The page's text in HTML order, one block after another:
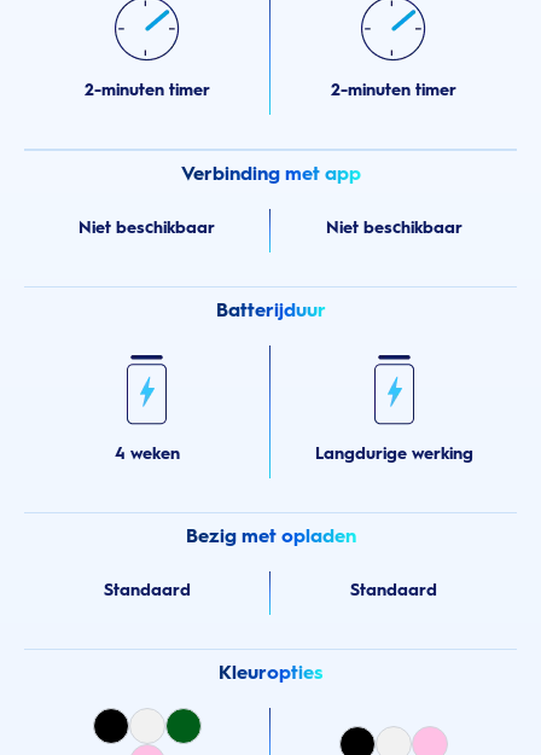
2-minuten timer 2-minuten timer
Verbinding met app
Niet beschikbaar Niet beschikbaar
Batterijduur
4 weken Langdurige werking
Bezig met opladen
Standaard Standaard
Kleuropties